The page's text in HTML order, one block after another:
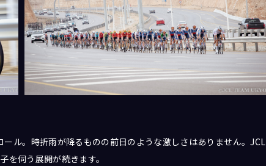
ル。時折雨が降るものの前日のような激しさはありません。JCL
を伺う展開が続きます。